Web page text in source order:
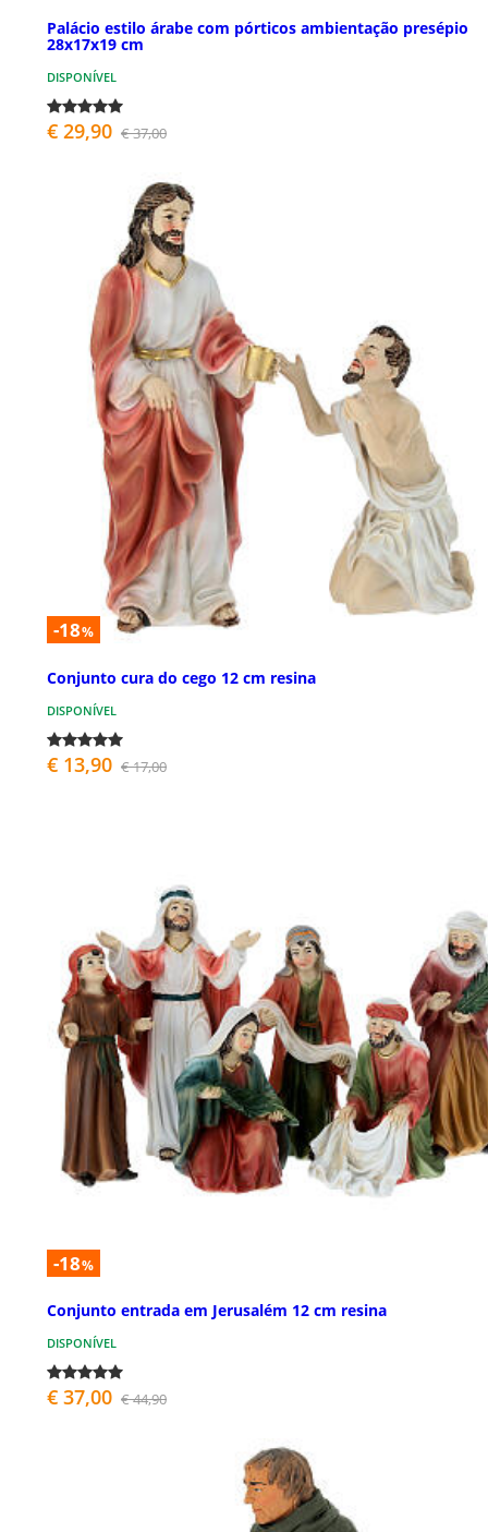
Palácio estilo árabe com pórticos ambientação presépio
28x17x19 cm
DISPONÍVEL
€ 29,90 € 37,00
-18%
Conjunto cura do cego 12 cm resina
DISPONÍVEL
€ 13,90 € 17,00
-18%
Conjunto entrada em Jerusalém 12 cm resina
DISPONÍVEL
€ 37,00 € 44,90